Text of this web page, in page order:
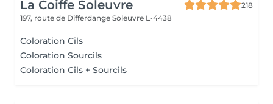
La Coiffe Soleuvre
218
197, route de Differdange Soleuvre L-4438
Coloration Cils
Coloration Sourcils
Coloration Cils + Sourcils